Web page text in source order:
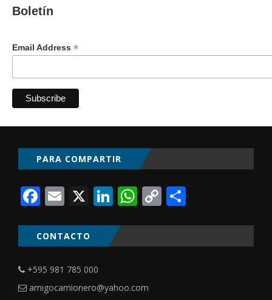
Boletín
Email Address *
PARA COMPARTIR
Facebook
Email
X LinkedIn
WhatsApp
Copy
CONTACTO
+595 981 785 000
amigocamionero@yahoo.com